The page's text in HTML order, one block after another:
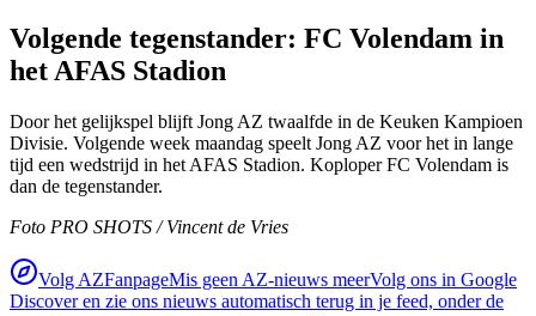
Volgende tegenstander: FC Volendam in
het AFAS Stadion
Door het gelijkspel blijft Jong AZ twaalfde in de Keuken Kampioen
Divisie. Volgende week maandag speelt Jong AZ voor het in lange
tijd een wedstrijd in het AFAS Stadion. Koploper FC Volendam is
dan de tegenstander.
Foto PRO SHOTS / Vincent de Vries
Volg AZFanpageMis geen AZ-nieuws meerVolg ons in Google
Discover en zie ons nieuws automatisch terug in je feed, onder de